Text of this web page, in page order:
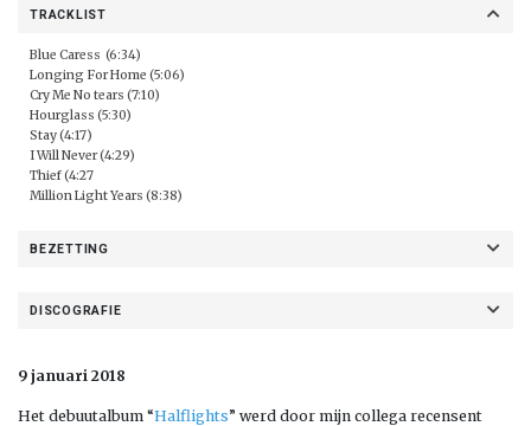
TRACKLIST
Blue Caress (6:34)
Longing For Home (5:06)
Cry Me No tears (7:10)
Hourglass (5:30)
Stay (4:17)
I Will Never (4:29)
Thief (4:27
Million Light Years (8:38)
BEZETTING
DISCOGRAFIE
9 januari 2018
Het debuutalbum “Halflights” werd door mijn collega recensent